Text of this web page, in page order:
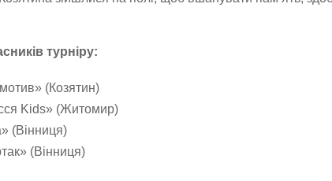
турніру:
(Козятин)
Kids» (Житомир)
(Вінниця)
(Вінниця)